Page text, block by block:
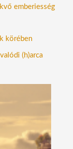
emberiesség
körében
(h)arca